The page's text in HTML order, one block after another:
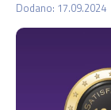
Dodano: 17.09.2024